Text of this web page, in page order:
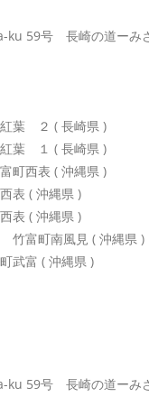
ku 59号 長崎の道ー
葉 ２ ( 長崎県 )
葉 １ ( 長崎県 )
西表 ( 沖縄県 )
( 沖縄県 )
( 沖縄県 )
富町南風見 ( 沖縄県 )
富 ( 沖縄県 )
ku 59号 長崎の道ー